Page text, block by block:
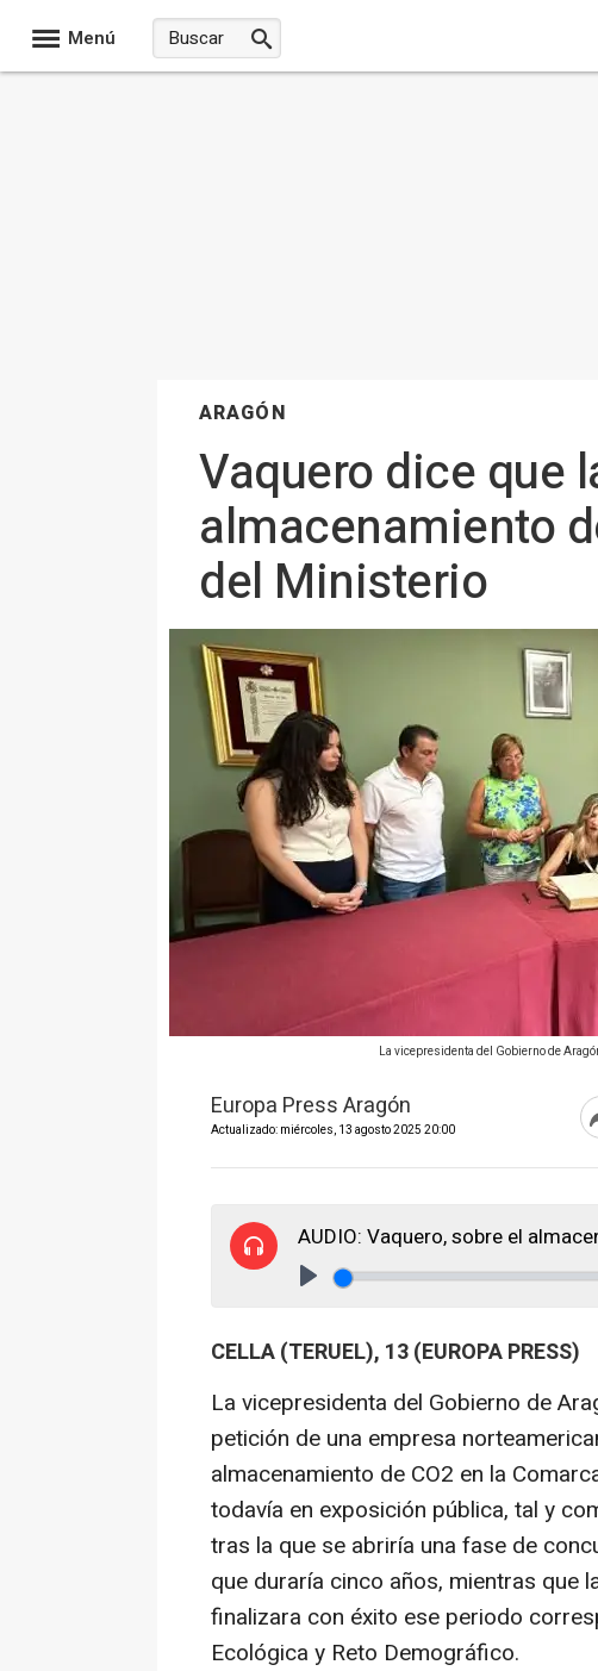
Menú
ARAGÓN
Vaquero dice que
almacenamiento
del Ministerio
La vicepresidenta del Gobierno de
Europa Press Aragón
Actualizado: miércoles, 13 agosto 2025 20:00
AUDIO: Vaquero, sobre el
CELLA (TERUEL), 13 (EUROPA PRESS)
La vicepresidenta del Gobierno de
petición de una empresa
almacenamiento de CO2 en la
todavía en exposición pública, tal y
tras la que se abriría una fase de
que duraría cinco años, mientras que
finalizara con éxito ese periodo
Ecológica y Reto Demográfico.